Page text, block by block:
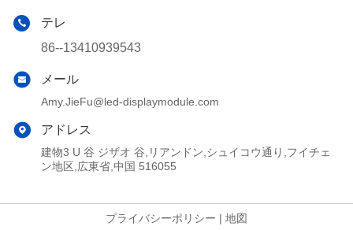
テレ
86--13410939543
メール
Amy.JieFu@led-displaymodule.com
アドレス
建物3 U 谷 ジザオ 谷,リアンドン,シュイコウ通り,フイチェ
ン地区,広東省,中国 516055
プライバシーポリシー | 地図